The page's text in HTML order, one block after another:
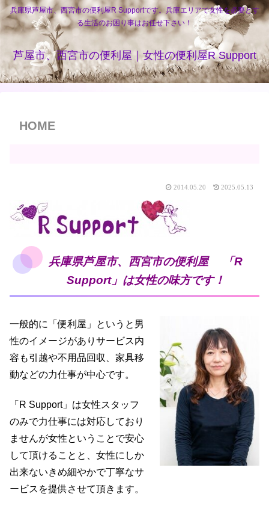
兵庫県芦屋市、西宮市の便利屋R Supportです。兵庫エリアで女性を必要とす
る生活のお困り事はお任せ下さい！
芦屋市、西宮市の便利屋｜女性の便利屋R Support
HOME
2014.05.20 2025.05.13
兵庫県芦屋市、西宮市の便利屋 「R
Support」は女性の味方です！
一般的に「便利屋」というと男
性のイメージがありサービス内
容も引越や不用品回収、家具移
動などの力仕事が中心です。
「R Support」は女性スタッフ
のみで力仕事には対応しており
ませんが女性と いうことで安心
して頂けることと、女性にしか
出来ないきめ細やかで丁寧なサ
ービスを提供させて頂きます。